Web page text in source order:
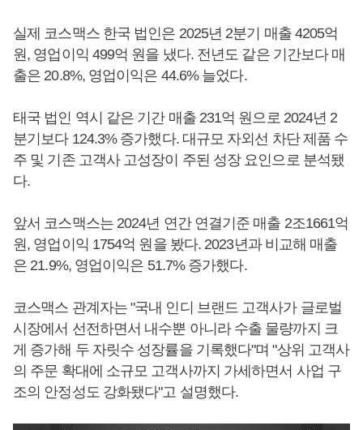
실제 코스맥스 한국 법인은 2025년 2분기 매출 4205억
원, 영업이익 499억 원을 냈다. 전년도 같은 기간보다 매
출은 20.8%, 영업이익은 44.6% 늘었다.
태국 법인 역시 같은 기간 매출 231억 원으로 2024년 2
분기보다 124.3% 증가했다. 대규모 자외선 차단 제품 수
주 및 기존 고객사 고성장이 주된 성장 요인으로 분석됐
다.
앞서 코스맥스는 2024년 연간 연결기준 매출 2조1661억
원, 영업이익 1754억 원을 봤다. 2023년과 비교해 매출
은 21.9%, 영업이익은 51.7% 증가했다.
코스맥스 관계자는 "국내 인디 브랜드 고객사가 글로벌
시장에서 선전하면서 내수뿐 아니라 수출 물량까지 크
게 증가해 두 자릿수 성장률을 기록했다"며 "상위 고객사
의 주문 확대에 소규모 고객사까지 가세하면서 사업 구
조의 안정성도 강화됐다"고 설명했다.